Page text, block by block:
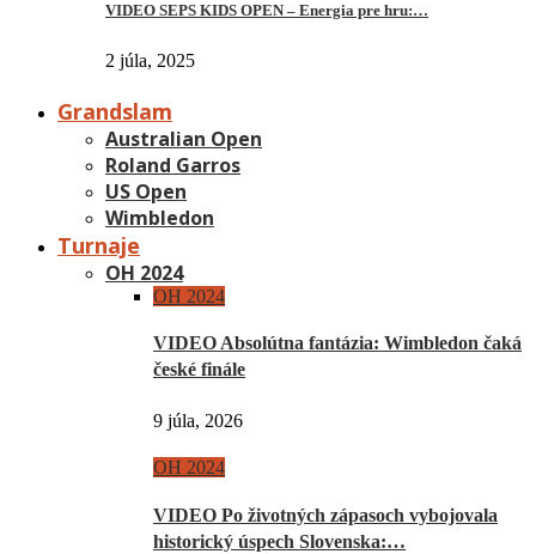
VIDEO SEPS KIDS OPEN – Energia pre hru:…
2 júla, 2025
Grandslam
Australian Open
Roland Garros
US Open
Wimbledon
Turnaje
OH 2024
OH 2024
VIDEO Absolútna fantázia: Wimbledon čaká
české finále
9 júla, 2026
OH 2024
VIDEO Po životných zápasoch vybojovala
historický úspech Slovenska:…